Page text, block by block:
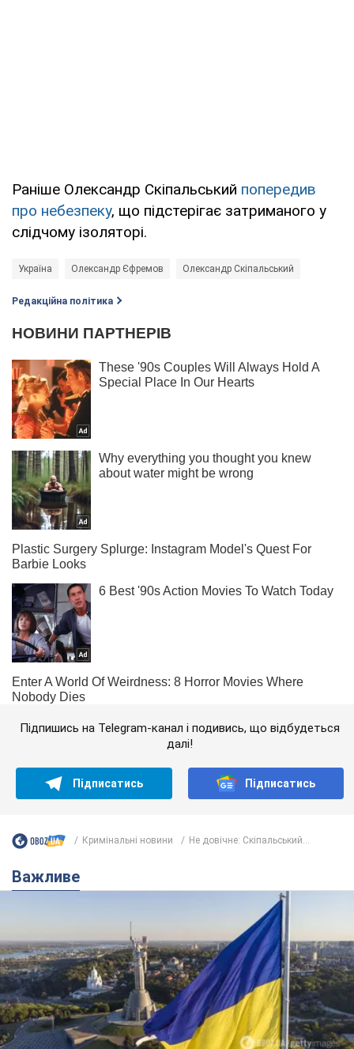
Раніше Олександр Скіпальський попередив
про небезпеку, що підстерігає затриманого у
слідчому ізоляторі.
Україна Олександр Єфремов Олександр Скіпальський
Редакційна політика
Підпишись на Telegram-канал і подивись, що відбудеться
далі!
Підписатись Підписатись
Кримінальні новини Не довічне: Скіпальський...
Важливе